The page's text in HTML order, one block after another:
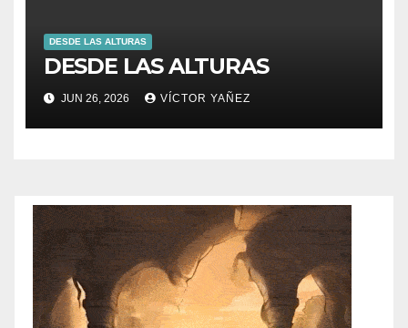
DESDE LAS ALTURAS
DESDE LAS ALTURAS
JUN 26, 2026 VÍCTOR YAÑEZ